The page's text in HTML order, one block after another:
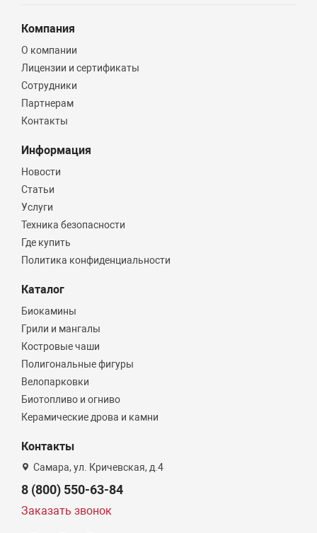
Компания
О компании
Лицензии и сертификаты
Сотрудники
Партнерам
Контакты
Информация
Новости
Статьи
Услуги
Техника безопасности
Где купить
Политика конфиденциальности
Каталог
Биокамины
Грили и мангалы
Костровые чаши
Полигональные фигуры
Велопарковки
Биотопливо и огниво
Керамические дрова и камни
Контакты
Самара, ул. Кричевская, д.4
8 (800) 550-63-84
Заказать звонок